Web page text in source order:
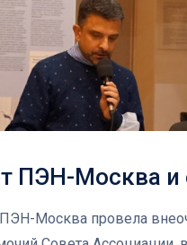
ПЭН-Москва и
ПЭН-Москва провела